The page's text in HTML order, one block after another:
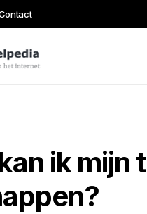
ik mijn